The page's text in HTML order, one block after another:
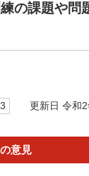
課題や問
更新日 令和2
意見